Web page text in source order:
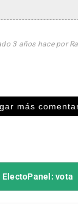
3 años hace por
más
ElectoPanel: vota